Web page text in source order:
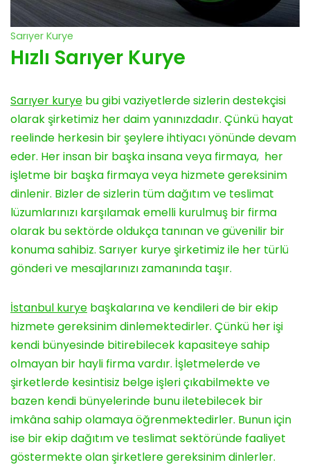
Sarıyer Kurye
Hızlı Sarıyer Kurye
Sarıyer kurye bu gibi vaziyetlerde sizlerin destekçisi
olarak şirketimiz her daim yanınızdadır. Çünkü hayat
reelinde herkesin bir şeylere ihtiyacı yönünde devam
eder. Her insan bir başka insana veya firmaya, her
işletme bir başka firmaya veya hizmete gereksinim
dinlenir. Bizler de sizlerin tüm dağıtım ve teslimat
lüzumlarınızı karşılamak emelli kurulmuş bir firma
olarak bu sektörde oldukça tanınan ve güvenilir bir
konuma sahibiz. Sarıyer kurye şirketimiz ile her türlü
gönderi ve mesajlarınızı zamanında taşır.
İstanbul kurye başkalarına ve kendileri de bir ekip
hizmete gereksinim dinlemektedirler. Çünkü her işi
kendi bünyesinde bitirebilecek kapasiteye sahip
olmayan bir hayli firma vardır. İşletmelerde ve
şirketlerde kesintisiz belge işleri çıkabilmekte ve
bazen kendi bünyelerinde bunu iletebilecek bir
imkâna sahip olamaya öğrenmektedirler. Bunun için
ise bir ekip dağıtım ve teslimat sektöründe faaliyet
göstermekte olan şirketlere gereksinim dinlerler.